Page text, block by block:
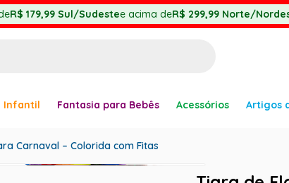
R$ 179,99 Sul/Sudestee acima deR$ 299,99 Norte/
Infantil Fantasia para Bebês Acessórios Artigos
Carnaval – Colorida com Fitas